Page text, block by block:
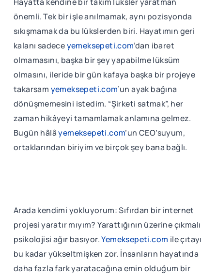
önemli. Tek bir işle anılmamak, aynı pozisyonda
sıkışmamak da bu lükslerden biri. Hayatımın geri
kalanı sadeceyemeksepeti.com’dan ibaret
olmamasını, başka bir şey yapabilme lüksüm
olmasını, ileride bir gün kafaya başka bir projeye
takarsam yemeksepeti.com’un ayak bağına
dönüşmemesini istedim. “Şirketi satmak”, her
zaman hikâyeyi tamamlamak anlamına gelmez.
Bugün hâlâyemeksepeti.com’un CEO’suyum,
ortaklarından biriyim ve birçok şey bana bağlı.
Arada kendimi yokluyorum: Sıfırdan bir internet
projesi yaratır mıyım? Yarattığının üzerine çıkmalı
psikolojisi ağır basıyor.Yemeksepeti.com ile çıtayı
bu kadar yükseltmişken zor. İnsanların hayatında
daha fazla fark yaratacağına emin olduğum bir